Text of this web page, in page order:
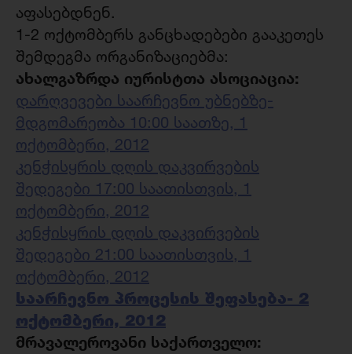
აფასებდნენ.
1-2 ოქტომბერს განცხადებები გააკეთეს
შემდეგმა ორგანიზაციებმა:
ახალგაზრდა იურისტთა ასოციაცია:
დარღვევები საარჩევნო უბნებზე-
მდგომარეობა 10:00 საათზე, 1
ოქტომბერი, 2012
კენჭისყრის დღის დაკვირვების
შედეგები 17:00 საათისთვის, 1
ოქტომბერი, 2012
კენჭისყრის დღის დაკვირვების
შედეგები 21:00 საათისთვის, 1
ოქტომბერი, 2012
საარჩევნო პროცესის შეფასება- 2
ოქტომბერი, 2012
მრავალეროვანი საქართველო: